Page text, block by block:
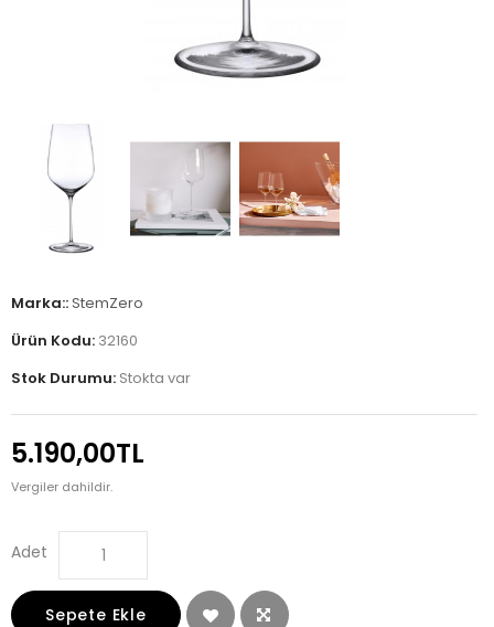
Marka::StemZero
Ürün Kodu: 32160
Stok Durumu: Stokta var
5.190,00TL
Vergiler dahildir.
Adet
Sepete Ekle